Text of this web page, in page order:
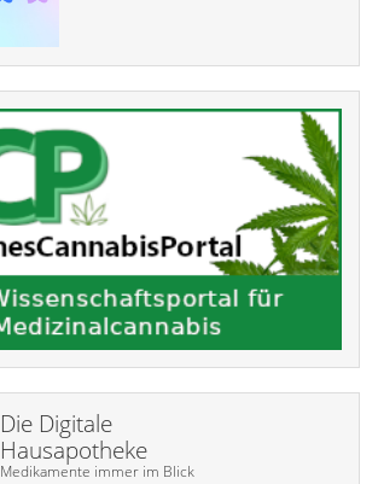
Die Digitale
Hausapotheke
Medikamente immer im Blick